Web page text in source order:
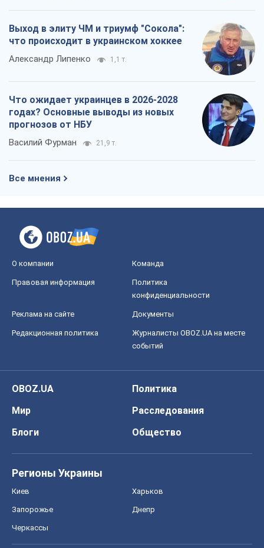
Выход в элиту ЧМ и триумф "Сокола":
что происходит в украинском хоккее
Александр Липенко 1,1 т.
Что ожидает украинцев в 2026-2028
годах? Основные выводы из новых
прогнозов от НБУ
Василий Фурман 21,9 т.
Все мнения
О компании Команда
Правовая информация
Политика
конфиденциальности
Реклама на сайте Документы
Редакционная политика
Журналисты OBOZ.UA на месте
событий
OBOZ.UA
Политика
Мир
Расследования
Блоги
Общество
Регионы Украины
Киев Харьков
Запорожье Днепр
Черкассы